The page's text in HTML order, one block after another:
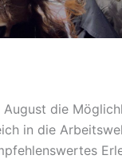
die
in die